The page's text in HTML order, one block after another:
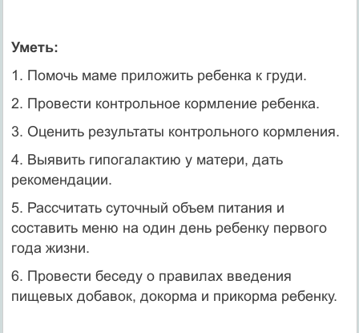
Уметь:
1. Помочь маме приложить ребенка к груди.
2. Провести контрольное кормление ребенка.
3. Оценить результаты контрольного кормления.
4. Выявить гипогалактию у матери, дать
рекомендации.
5. Рассчитать суточный объем питания и
составить меню на один день ребенку первого
года жизни.
6. Провести беседу о правилах введения
пищевых добавок, докорма и прикорма ребенку.